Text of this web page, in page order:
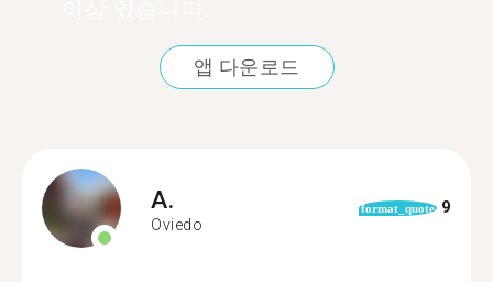
앱 다운로드
A.
Oviedo
format_quote 9